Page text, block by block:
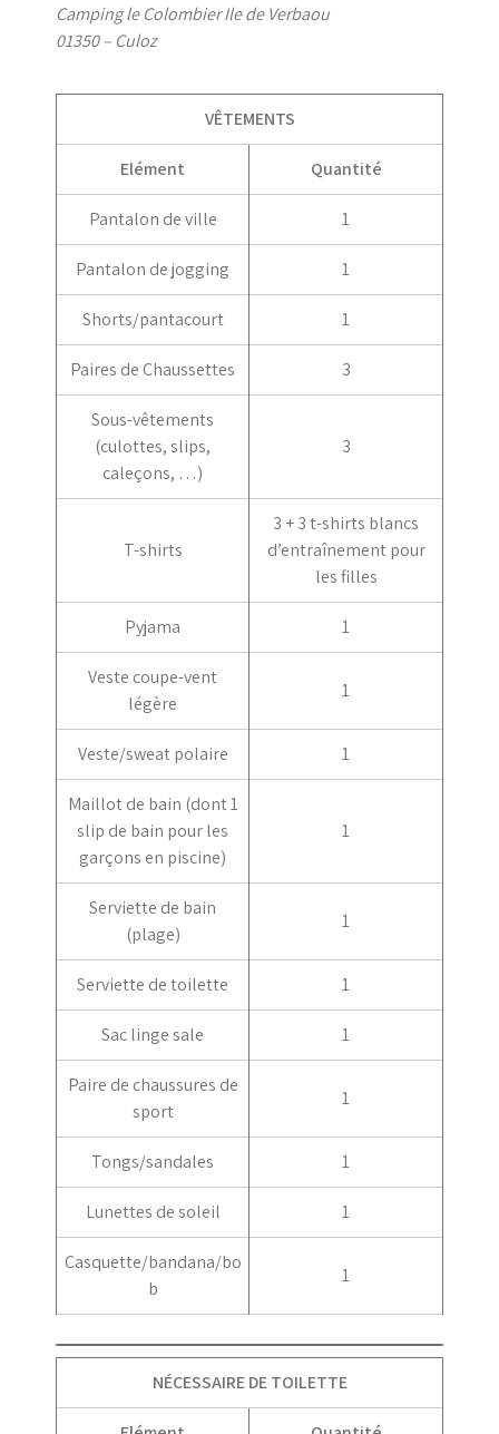
Camping le Colombier Ile de Verbaou
01350 – Culoz
VÊTEMENTS
Elément Quantité
Pantalon de ville 1
Pantalon de jogging 1
Shorts/pantacourt 1
Paires de Chaussettes 3
Sous-vêtements
(culottes, slips,
caleçons, …)
3
T-shirts
3 + 3 t-shirts blancs
d’entraînement pour
les filles
Pyjama 1
Veste coupe-vent
légère
1
Veste/sweat polaire 1
Maillot de bain (dont 1
slip de bain pour les
garçons en piscine)
1
Serviette de bain
(plage)
1
Serviette de toilette 1
Sac linge sale 1
Paire de chaussures de
sport
1
Tongs/sandales 1
Lunettes de soleil 1
Casquette/bandana/bo
b
1
NÉCESSAIRE DE TOILETTE